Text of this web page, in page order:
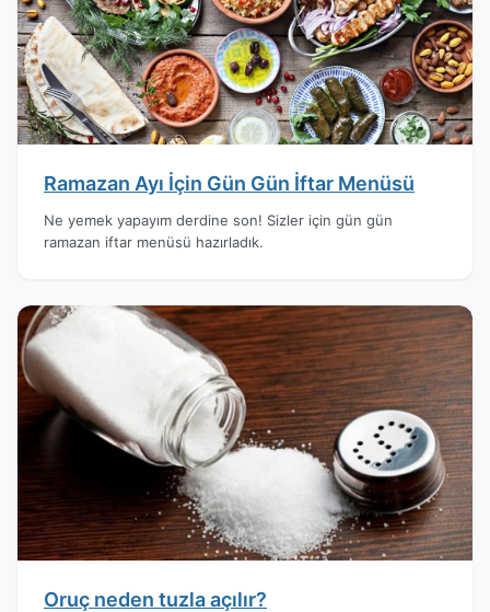
Ramazan Ayı İçin Gün Gün İftar Menüsü
Ne yemek yapayım derdine son! Sizler için gün gün
ramazan iftar menüsü hazırladık.
Oruç neden tuzla açılır?